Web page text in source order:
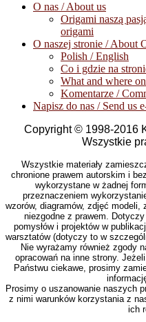
O nas / About us
Origami naszą
origami
O naszej stronie / About
Polish / English
Co i gdzie na
What and where
Komentarze /
Napisz do nas / Send us
Copyright © 1998-2016
Wszystkie
Wszystkie materiały
chronione prawem autorskim i
wykorzystane w żadnej
przeznaczeniem
wzorów, diagramów, zdjęć
niezgodne z prawem.
pomysłów i projektów w
warsztatów (dotyczy to w
Nie wyrażamy również zgody
opracowań na inne strony.
Państwu ciekawe, prosimy
Prosimy o uszanowanie naszych
z nimi warunków korzystania z
ich